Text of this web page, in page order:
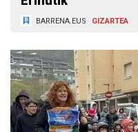
BARRENA.EUS GIZARTEA